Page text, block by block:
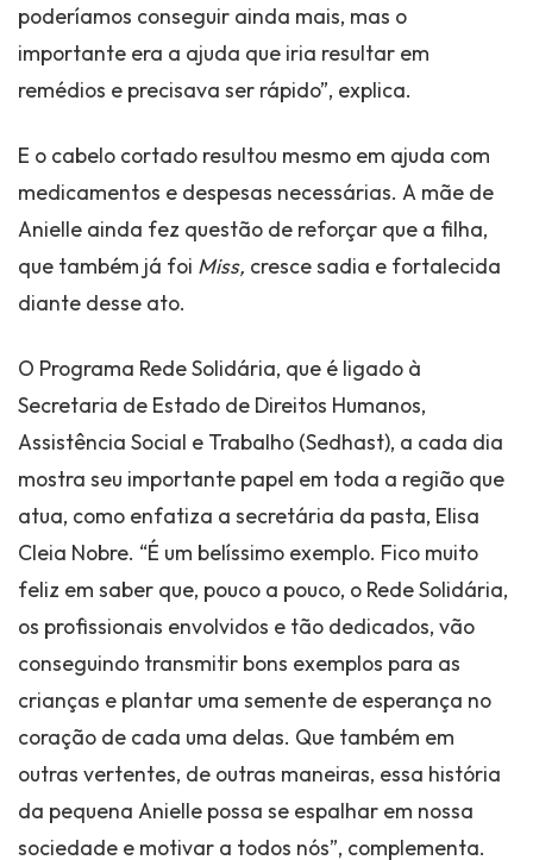
poderíamos conseguir ainda mais, mas o
importante era a ajuda que iria resultar em
remédios e precisava ser rápido”, explica.
E o cabelo cortado resultou mesmo em ajuda com
medicamentos e despesas necessárias. A mãe de
Anielle ainda fez questão de reforçar que a filha,
que também já foi Miss, cresce sadia e fortalecida
diante desse ato.
O Programa Rede Solidária, que é ligado à
Secretaria de Estado de Direitos Humanos,
Assistência Social e Trabalho (Sedhast), a cada dia
mostra seu importante papel em toda a região que
atua, como enfatiza a secretária da pasta, Elisa
Cleia Nobre. “É um belíssimo exemplo. Fico muito
feliz em saber que, pouco a pouco, o Rede Solidária,
os profissionais envolvidos e tão dedicados, vão
conseguindo transmitir bons exemplos para as
crianças e plantar uma semente de esperança no
coração de cada uma delas. Que também em
outras vertentes, de outras maneiras, essa história
da pequena Anielle possa se espalhar em nossa
sociedade e motivar a todos nós”, complementa.